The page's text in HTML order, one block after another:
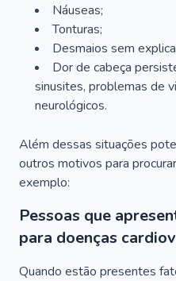
Náuseas;
Tonturas;
Desmaios sem
Dor de cabeça
sinusites, problemas de
neurológicos.
Além dessas situações
outros motivos para
exemplo:
Pessoas que
para doenças
Quando estão presentes